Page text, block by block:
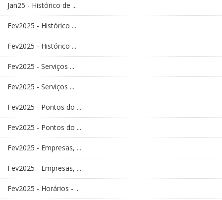
Jan25 - Histórico de ...
Fev2025 - Histórico ...
Fev2025 - Histórico ...
Fev2025 - Serviços ...
Fev2025 - Serviços ...
Fev2025 - Pontos do ...
Fev2025 - Pontos do ...
Fev2025 - Empresas, ...
Fev2025 - Empresas, ...
Fev2025 - Horários - ...